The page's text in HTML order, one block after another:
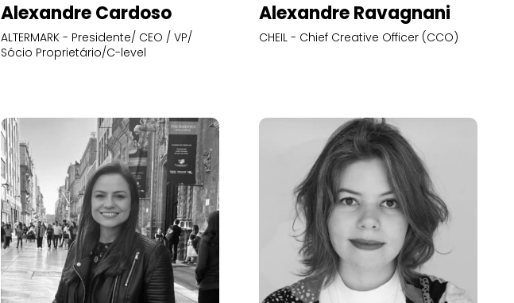
Alexandre Cardoso
ALTERMARK - Presidente/ CEO / VP/
Sócio Proprietário/C-level
Alexandre Ravagnani
CHEIL - Chief Creative Officer (CCO)